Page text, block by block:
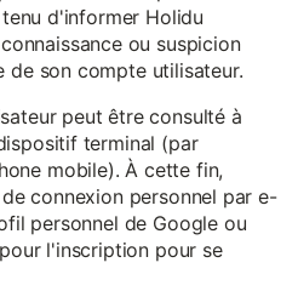
d'informer Holidu
ou suspicion
de son compte utilisateur.
peut être consulté à
terminal (par
mobile). À cette fin,
connexion personnel par e-
personnel de Google ou
l'inscription pour se